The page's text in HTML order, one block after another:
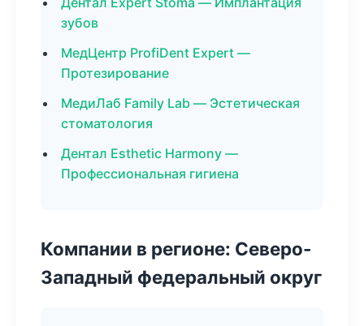
зубов
МедЦентр ProfiDent Expert —
Протезирование
МедиЛаб Family Lab — Эстетическая
стоматология
Дентал Esthetic Harmony —
Профессиональная гигиена
Компании в регионе: Северо-
Западный федеральный округ